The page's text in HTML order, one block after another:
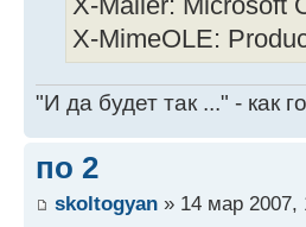
X-Mailer: Microsoft
X-MimeOLE:
"И да будет так ..." - как
по 2
skoltogyan » 14 мар 2007,